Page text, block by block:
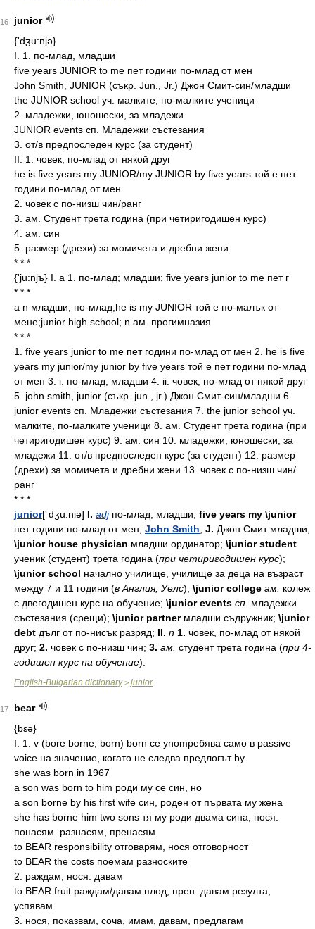
16
junior
{'dʒu:njə}
I. 1. по-млад, младши
five years JUNIOR to me пет години по-млад от мен
John Smith, JUNIOR (съкр. Jun., Jr.) Джон Смит-син/младши
the JUNIOR school уч. малките, по-малките ученици
2. младежки, юношески, за младежи
JUNIOR events сп. Младежки състезания
3. от/в предпоследен курс (за студент)
II. 1. човек, по-млад от някой друг
he is five years my JUNIOR/my JUNIOR by five years той e пет
години по-млад от мен
2. човек с по-низш чин/ранг
3. ам. Студент трета година (при четиригодишен курс)
4. ам. син
5. размер (дрехи) за момичета и дребни жени
* * *
{'ju:njъ} I. a 1. по-млад; младши; five years junior to me пет г
* * *
a n младши, по-млад;he is my JUNIOR той е по-малък от
мене;junior high school; n ам. прогимназия.
* * *
1. five years junior to me пет години по-млад от мен 2. he is five
years my junior/my junior by five years той e пет години по-млад
от мен 3. i. по-млад, младши 4. ii. човек, по-млад от някой друг
5. john smith, junior (съкр. jun., jr.) Джон Смит-син/младши 6.
junior events сп. Младежки състезания 7. the junior school уч.
малките, по-малките ученици 8. ам. Студент трета година (при
четиригодишен курс) 9. ам. син 10. младежки, юношески, за
младежи 11. от/в предпоследен курс (за студент) 12. размер
(дрехи) за момичета и дребни жени 13. човек с по-низш чин/
ранг
* * *
junior[´dʒu:niə] I. adj по-млад, младши; five years my \junior
пет години по-млад от мен; John Smith J. Джон Смит младши;
\junior house physician младши ординатор; \junior student
ученик (студент) трета година (при четиригодишен курс);
\junior school начално училище, училище за деца на възраст
между 7 и 11 години (в Англия, Уелс); \junior college ам. колеж
с двегодишен курс на обучение; \junior events сп. младежки
състезания (срещи); \junior partnerмладши съдружник; \junior
debt дълг от по-нисък разряд; II. n 1. човек, по-млад от някой
друг; 2. човек с по-низш чин; 3. ам. студенттрета година (при 4-
годишен курс на обучение).
English-Bulgarian dictionary> junior
17
bear
{bεə}
I. 1. v (bore borne, born) born се ynomребява само в passive
voice на значение, когато не следва предлогът by
she was born in 1967
a son was born to him роди му се син, но
a son borne by his first wife син, роден от първата му жена
she has borne him two sons тя му роди двама сина, нося.
понасям. разнасям, пренасям
to BEAR responsibility отговарям, нося отговорност
to BEAR the costs поемам разноските
2. раждам, нося. давам
to BEAR fruit раждам/давам плод, прен. давам резулта,
успявам
3. нося, показвам, соча, имам, давам, предлагам